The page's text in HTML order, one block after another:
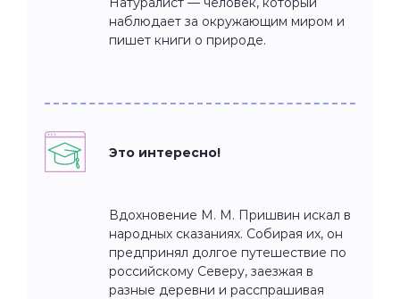
наблюдает за окружающим миром и
пишет книги о природе.
Это интересно!
Вдохновение М. М. Пришвин искал в
народных сказаниях. Собирая их, он
предпринял долгое путешествие по
российскому Северу, заезжая в
разные деревни и расспрашивая